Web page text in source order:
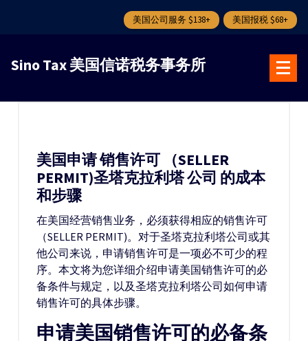
美国公司服务 $138+ 美国报税 $68+
Sino Tax 美国信诺税务事务所
美国申请 销售许可 （SELLER
PERMIT)圣塔克拉利塔 公司 的成本
和步骤
在美国经营销售业务，必须获得相应的销售许可
（SELLER PERMIT)。对于圣塔克拉利塔公司或其
他公司来说，申请销售许可是一项必不可少的程
序。本文将为您详细介绍申请美国销售许可的必
备条件与规定，以及圣塔克拉利塔公司如何申请
销售许可的具体步骤。
申请美国销售许可的必备条